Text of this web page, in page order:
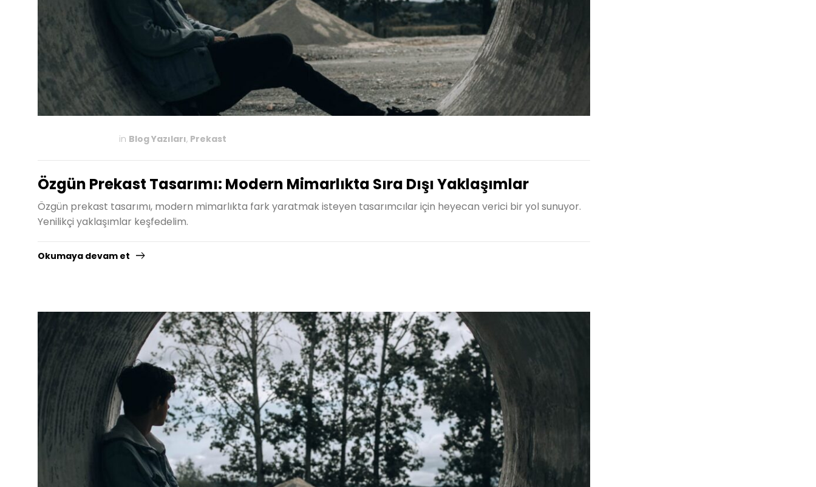
in Blog Yazıları, Prekast
Özgün Prekast Tasarımı: Modern Mimarlıkta Sıra Dışı Yaklaşımlar
Özgün prekast tasarımı, modern mimarlıkta fark yaratmak isteyen tasarımcılar için heyecan verici bir yol sunuyor.
Yenilikçi yaklaşımlar keşfedelim.
Okumaya devam et